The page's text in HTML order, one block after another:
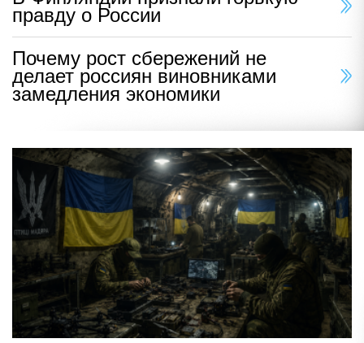
правду о России
Почему рост сбережений не
делает россиян виновниками
замедления экономики